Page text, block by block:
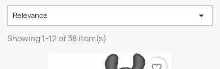
Relevance 
Showing 1-12 of 38 item(s)